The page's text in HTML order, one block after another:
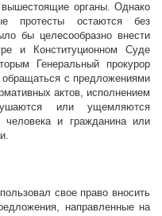
органы. Однако
протесты остаются без
бы целесообразно внести
и Конституционном Суде
Генеральный прокурор
с предложениями
актов, исполнением
или ущемляются
человека и гражданина или
свое право вносить
направленные на